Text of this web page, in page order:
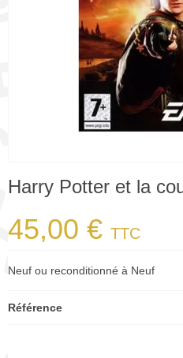
Harry Potter et la
45,00 € TTC
Neuf ou reconditionné à Neuf
Référence